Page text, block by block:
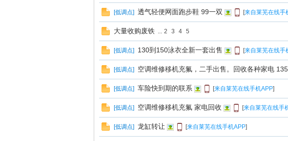
[低调点] 透气轻便网面跑步鞋 99一双 [来自莱芜在线手
大量收购废铁 ... 2 3 4 5
[低调点] 130到150泳衣全新一套出售 [来自莱芜在线手
[低调点] 空调维修移机充氟，二手出售。回收各种家电
[低调点] 车险快到期的联系 [来自莱芜在线手机APP]
[低调点] 空调维修移机充氟 家电回收 [来自莱芜在线手
[低调点] 龙缸转让 [来自莱芜在线手机APP]